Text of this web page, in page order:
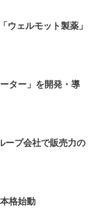
ウェルモット製薬」
ター」を開発・導
ープ会社で販売力の
格始動